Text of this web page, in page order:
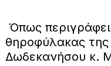
Όπως
θηροφύλακας
Δωδεκανήσου κ.